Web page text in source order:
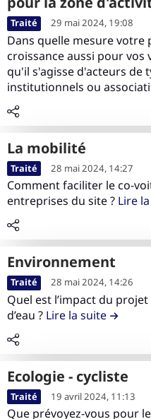
b
u
t
i
o
n
L
a
m
o
b
i
l
i
é
c
o
n
t
r
b
t
i
o
n
Q
u
e
s
t
i
o
n
F
o
r
o
n
t
e
n
u
d
l
a
c
o
n
t
i
b
u
t
o
E
n
v
L
i
r
e
l
e
o
n
t
e
n
u
e
l
a
c
o
n
r
i
b
Traité 29 mai 2024, 19:08
Dans quelle mesure votre
croissance aussi pour vos
qu'il s'agisse d'acteurs de
institutionnels ou
La mobilité
L
i
r
e
l
c
o
n
t
e
n
u
d
e
Traité 28 mai 2024, 14:27
Comment faciliter le co-
entreprises du site ? Lire
environnement
L
i
r
e
l
c
o
n
Traité 28 mai 2024, 14:26
Quel est l’impact du
d’eau ? Lire la suite de la
Ecologie - cycliste
L
i
Traité 19 avril 2024, 11:13
Que prévoyez-vous pour